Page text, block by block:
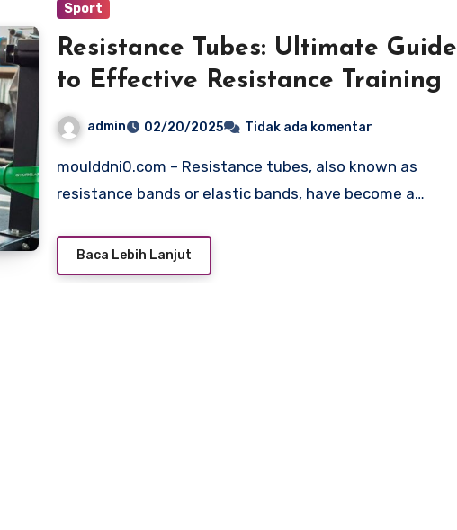
Sport
Resistance Tubes: Ultimate Guide
to Effective Resistance Training
admin 02/20/2025 Tidak ada komentar
moulddni0.com – Resistance tubes, also known as
resistance bands or elastic bands, have become a…
Baca Lebih Lanjut